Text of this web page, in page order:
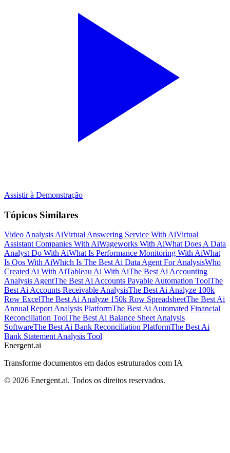
Assistir à Demonstração
Tópicos Similares
Video Analysis AiVirtual Answering Service With AiVirtual
Assistant Companies With AiWageworks With AiWhat Does A Data
Analyst Do With AiWhat Is Performance Monitoring With AiWhat
Is Qos With AiWhich Is The Best Ai Data Agent For AnalysisWho
Created Ai With AiTableau Ai With AiThe Best Ai Accounting
Analysis AgentThe Best Ai Accounts Payable Automation ToolThe
Best Ai Accounts Receivable AnalysisThe Best Ai Analyze 100k
Row ExcelThe Best Ai Analyze 150k Row SpreadsheetThe Best Ai
Annual Report Analysis PlatformThe Best Ai Automated Financial
Reconciliation ToolThe Best Ai Balance Sheet Analysis
SoftwareThe Best Ai Bank Reconciliation PlatformThe Best Ai
Bank Statement Analysis Tool
Energent.ai
Transforme documentos em dados estruturados com IA
© 2026 Energent.ai. Todos os direitos reservados.